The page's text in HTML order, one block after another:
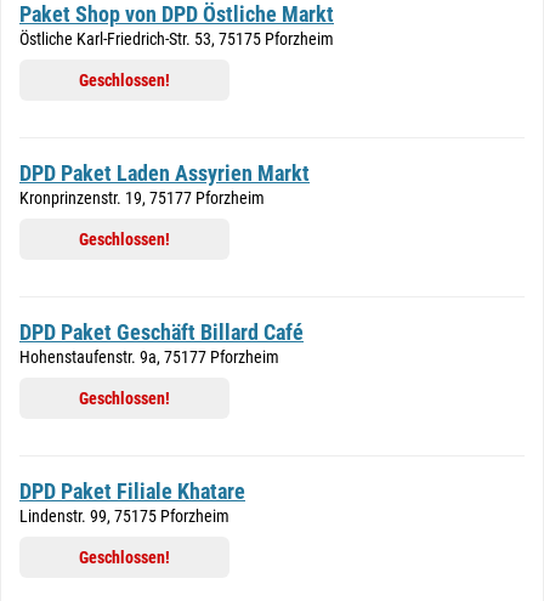
Paket Shop von DPD Östliche Markt
Östliche Karl-Friedrich-Str. 53, 75175 Pforzheim
Geschlossen!
DPD Paket Laden Assyrien Markt
Kronprinzenstr. 19, 75177 Pforzheim
Geschlossen!
DPD Paket Geschäft Billard Café
Hohenstaufenstr. 9a, 75177 Pforzheim
Geschlossen!
DPD Paket Filiale Khatare
Lindenstr. 99, 75175 Pforzheim
Geschlossen!